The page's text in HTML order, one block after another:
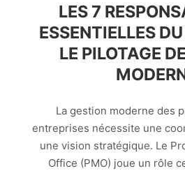
LES 7
ESSENTIELLES
LE PILOTAGE
La gestion moderne des
entreprises nécessite une
une vision stratégique. Le
Office (PMO) joue un rôle